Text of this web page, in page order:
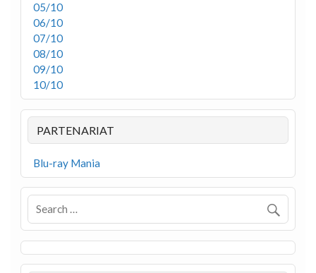
05/10
06/10
07/10
08/10
09/10
10/10
PARTENARIAT
Blu-ray Mania